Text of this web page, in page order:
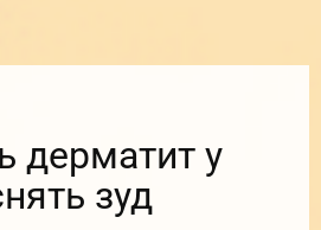
дерматит у
зуд